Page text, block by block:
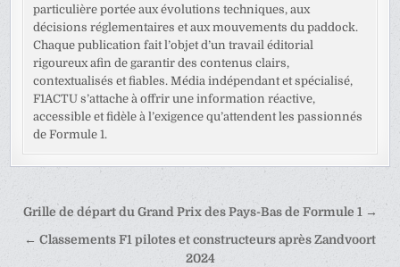
particulière portée aux évolutions techniques, aux
décisions réglementaires et aux mouvements du paddock.
Chaque publication fait l’objet d’un travail éditorial
rigoureux afin de garantir des contenus clairs,
contextualisés et fiables. Média indépendant et spécialisé,
F1ACTU s’attache à offrir une information réactive,
accessible et fidèle à l’exigence qu’attendent les passionnés
de Formule 1.
Navigation
de
Grille de départ du Grand Prix des Pays-Bas de Formule 1 →
← Classements F1 pilotes et constructeurs après Zandvoort
2024